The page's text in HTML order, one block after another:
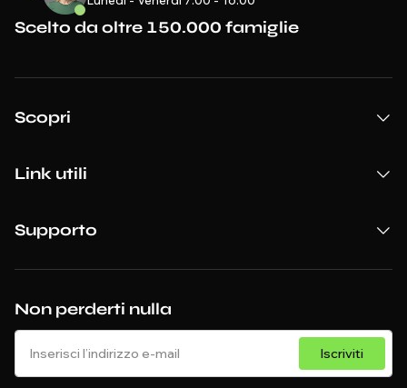
Non perderti nulla
Iscriviti
Scelto da oltre 150.000 famiglie
Scopri
Link utili
Supporto